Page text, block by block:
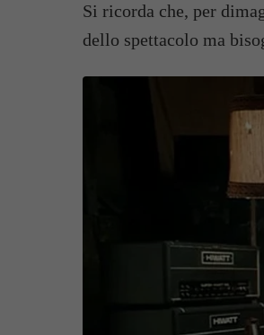
Si ricorda che, per
dello spettacolo ma